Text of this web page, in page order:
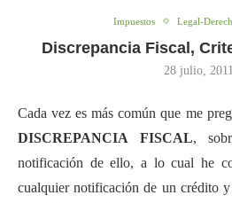
Impuestos Legal-
Discrepancia Fiscal,
28 julio, 2011
Cada vez es más común que me
DISCREPANCIA FISCAL,
notificación de ello, a lo cual he
cualquier notificación de un crédito